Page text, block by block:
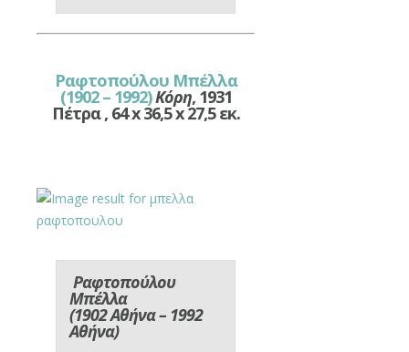
Ραφτοπούλου Μπέλλα
(1902 – 1992)Κόρη, 1931
Πέτρα , 64 x 36,5 x 27,5 εκ.
Ραφτοπούλου
Μπέλλα
(1902 Αθήνα – 1992
Αθήνα)